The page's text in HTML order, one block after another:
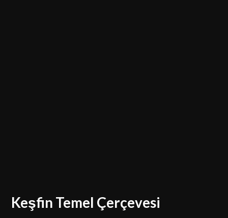
Keşfin Temel Çerçevesi